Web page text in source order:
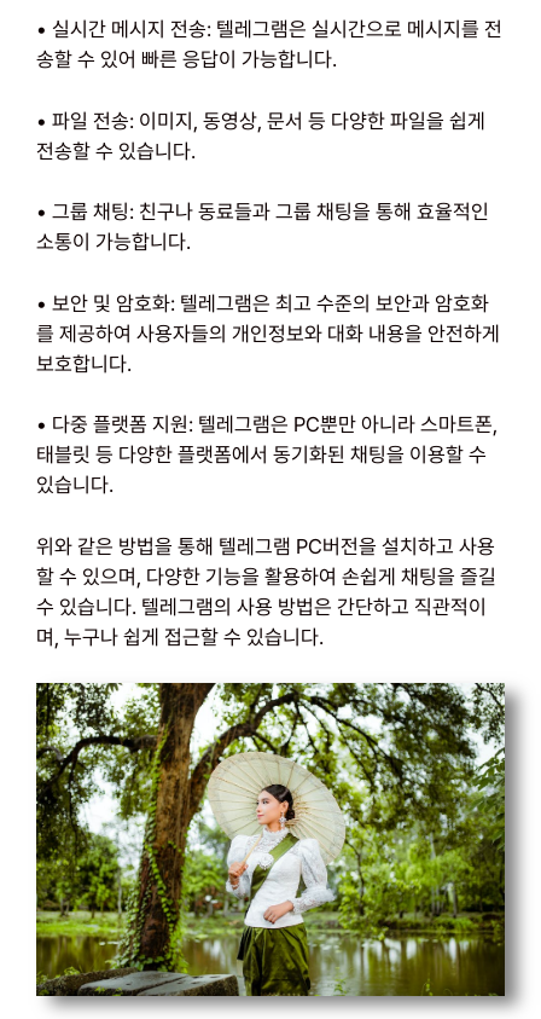
• 실시간 메시지 전송: 텔레그램은 실시간으로 메시지를 전
송할 수 있어 빠른 응답이 가능합니다.
• 파일 전송: 이미지, 동영상, 문서 등 다양한 파일을 쉽게
전송할 수 있습니다.
• 그룹 채팅: 친구나 동료들과 그룹 채팅을 통해 효율적인
소통이 가능합니다.
• 보안 및 암호화: 텔레그램은 최고 수준의 보안과 암호화
를 제공하여 사용자들의 개인정보와 대화 내용을 안전하게
보호합니다.
• 다중 플랫폼 지원: 텔레그램은 PC뿐만 아니라 스마트폰,
태블릿 등 다양한 플랫폼에서 동기화된 채팅을 이용할 수
있습니다.
위와 같은 방법을 통해 텔레그램 PC버전을 설치하고 사용
할 수 있으며, 다양한 기능을 활용하여 손쉽게 채팅을 즐길
수 있습니다. 텔레그램의 사용 방법은 간단하고 직관적이
며, 누구나 쉽게 접근할 수 있습니다.